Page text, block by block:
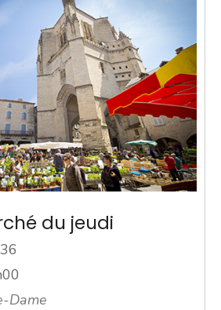
du jeudi
Dame